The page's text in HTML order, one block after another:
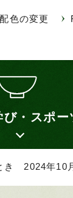
色の変更
び・スポー
き 2024年10